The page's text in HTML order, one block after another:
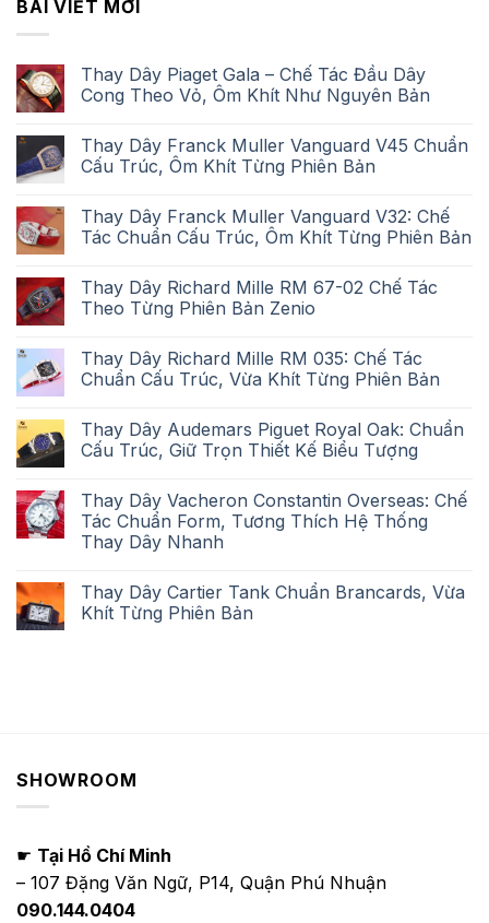
BÀI VIẾT MỚI
Thay Dây Piaget Gala – Chế Tác Đầu Dây
Cong Theo Vỏ, Ôm Khít Như Nguyên Bản
Thay Dây Franck Muller Vanguard V45 Chuẩn
Cấu Trúc, Ôm Khít Từng Phiên Bản
Thay Dây Franck Muller Vanguard V32: Chế
Tác Chuẩn Cấu Trúc, Ôm Khít Từng Phiên Bản
Thay Dây Richard Mille RM 67-02 Chế Tác
Theo Từng Phiên Bản Zenio
Thay Dây Richard Mille RM 035: Chế Tác
Chuẩn Cấu Trúc, Vừa Khít Từng Phiên Bản
Thay Dây Audemars Piguet Royal Oak: Chuẩn
Cấu Trúc, Giữ Trọn Thiết Kế Biểu Tượng
Thay Dây Vacheron Constantin Overseas: Chế
Tác Chuẩn Form, Tương Thích Hệ Thống
Thay Dây Nhanh
Thay Dây Cartier Tank Chuẩn Brancards, Vừa
Khít Từng Phiên Bản
SHOWROOM
☛ Tại Hồ Chí Minh
– 107 Đặng Văn Ngữ, P14, Quận Phú Nhuận
090.144.0404